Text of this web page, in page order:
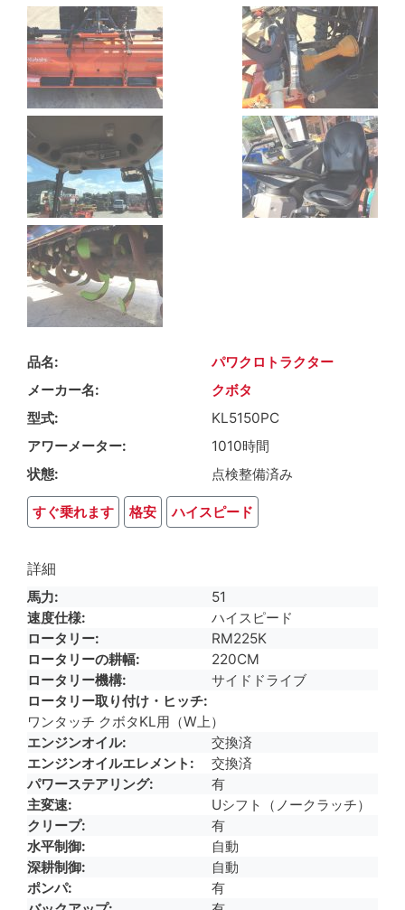
品名
パワクロトラクター
メーカー名
クボタ
型式
KL5150PC
アワーメーター
1010時間
状態
点検整備済み
すぐ乗れます 格安 ハイスピード
詳細
馬力
51
速度仕様
ハイスピード
ロータリー
RM225K
ロータリーの耕幅
220CM
ロータリー機構
サイドドライブ
ロータリー取り付け・ヒッチ
ワンタッチ クボタKL用（W上）
エンジンオイル
交換済
エンジンオイルエレメント
交換済
パワーステアリング
有
主変速
Uシフト（ノークラッチ）
クリープ
有
水平制御
自動
深耕制御
自動
ポンパ
有